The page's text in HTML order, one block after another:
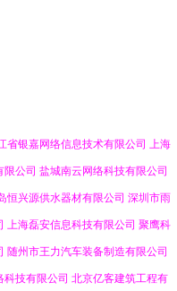
省银嘉网络信息技术有限公司 上海
限公司 盐城南云网络科技有限公司
恒兴源供水器材有限公司 深圳市雨
上海磊安信息科技有限公司 聚鹰科
随州市王力汽车装备制造有限公司
技有限公司 北京亿客建筑工程有